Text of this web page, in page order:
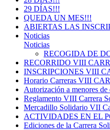
29 DÍAS!!!
QUEDA UN MES!!!
ABIERTAS LAS
Noticias
Noticias
RECOGIDA DE
RECORRIDO VIII
INSCRIPCIONES VIII
Horario Carreras VIII
Autorización a menores de
Reglamento VIII Carrera
Mercadillo Solidario VII
ACTIVIDADES EN EL
Ediciones de la Carrera